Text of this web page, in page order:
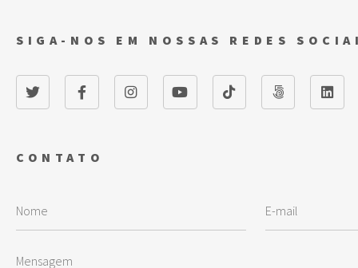
CONTATO
SIGA-NOS EM NOSSAS REDES